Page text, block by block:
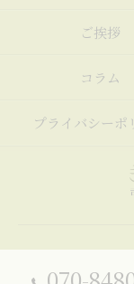
ご挨拶
コラム
プライバシーポ
© 2026 栃木県小山市